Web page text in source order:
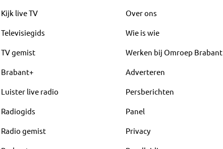
Kijk live TV
Televisiegids
TV gemist
Brabant+
Luister live radio
Radiogids
Radio gemist
Over ons
Wie is wie
Werken bij Omroep Brabant
Adverteren
Persberichten
Panel
Privacy